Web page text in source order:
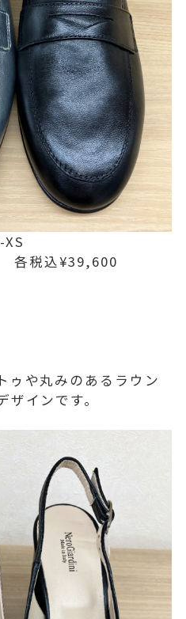
XS
各税込¥39,600
ゥや丸みのあるラウン
インです。